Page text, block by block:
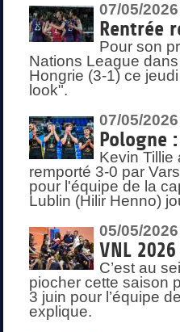
07/05/2026
Rentrée
Pour son
Nations League
Hongrie (3-1) ce
look".
07/05/2026
Pologne
Kevin Tillie
remporté 3-0 par
pour l'équipe de la
Lublin (Hilir Henno)
05/05/2026
VNL
C’est au
piocher cette saison
3 juin pour l’équipe
explique.